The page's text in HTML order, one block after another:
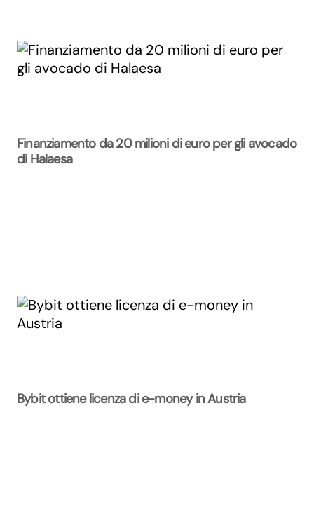
Finanziamento da 20 milioni di euro per gli avocado
di Halaesa
Bybit ottiene licenza di e-money in Austria